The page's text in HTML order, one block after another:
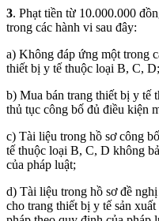
3. Phạt tiền từ 10.000.000
trong các hành vi sau đây:
a) Không đáp ứng một trong
thiết bị y tế thuộc loại B, C, D;
b) Mua bán trang thiết bị y tế
thủ tục công bố đủ điều kiện
c) Tài liệu trong hồ sơ công
tế thuộc loại B, C, D không
của pháp luật;
d) Tài liệu trong hồ sơ đề
cho trang thiết bị y tế sản